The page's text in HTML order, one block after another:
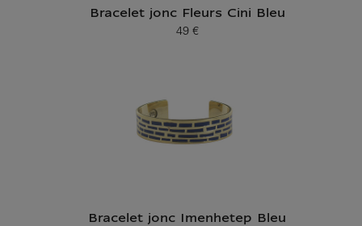
Bracelet jonc Fleurs Cini Bleu
Prix ​​actuel
49 €
Bracelet jonc Imenhetep Bleu